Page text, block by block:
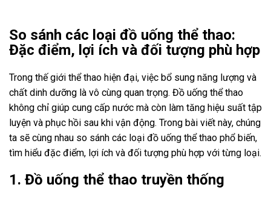
So sánh các loại đồ uống thể thao:
Đặc điểm, lợi ích và đối tượng phù hợp
Trong thế giới thể thao hiện đại, việc bổ sung năng lượng và
chất dinh dưỡng là vô cùng quan trọng. Đồ uống thể thao
không chỉ giúp cung cấp nước mà còn làm tăng hiệu suất tập
luyện và phục hồi sau khi vận động. Trong bài viết này, chúng
ta sẽ cùng nhau so sánh các loại đồ uống thể thao phổ biến,
tìm hiểu đặc điểm, lợi ích và đối tượng phù hợp với từng loại.
1. Đồ uống thể thao truyền thống